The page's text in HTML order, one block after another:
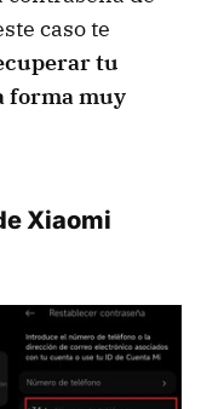
caso te
tu
forma muy
Xiaomi